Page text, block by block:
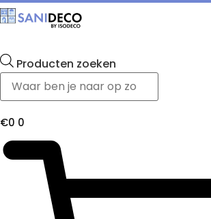
Producten zoeken
€0 0